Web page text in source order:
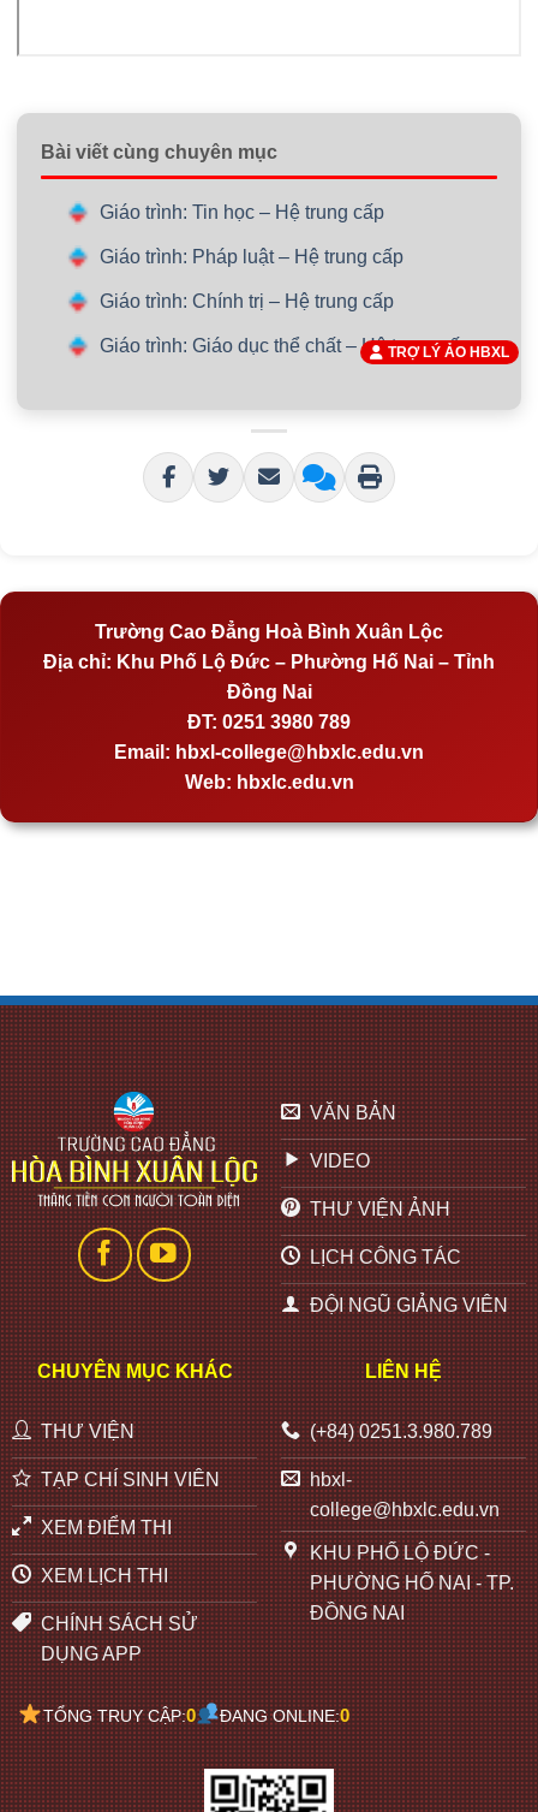
Bài viết cùng chuyên mục
Giáo trình: Tin học – Hệ trung cấp
Giáo trình: Pháp luật – Hệ trung cấp
Giáo trình: Chính trị – Hệ trung cấp
Giáo trình: Giáo dục thể chất – Hệ trung cấp
Trường Cao Đẳng Hoà Bình Xuân Lộc
Địa chỉ: Khu Phố Lộ Đức – Phường Hố Nai – Tỉnh
Đồng Nai
ĐT: 0251 3980 789
Email: hbxl-college@hbxlc.edu.vn
Web: hbxlc.edu.vn
VĂN BẢN
VIDEO
THƯ VIỆN ẢNH
LỊCH CÔNG TÁC
ĐỘI NGŨ GIẢNG VIÊN
CHUYÊN MỤC KHÁC
THƯ VIỆN
TẠP CHÍ SINH VIÊN
XEM ĐIỂM THI
XEM LỊCH THI
CHÍNH SÁCH SỬ
DỤNG APP
LIÊN HỆ
(+84) 0251.3.980.789
hbxl-
college@hbxlc.edu.vn
KHU PHỐ LỘ ĐỨC -
PHƯỜNG HỐ NAI - TP.
ĐỒNG NAI
TỔNG TRUY CẬP:0 ĐANG ONLINE:0
TRỢ LÝ ẢO HBXL